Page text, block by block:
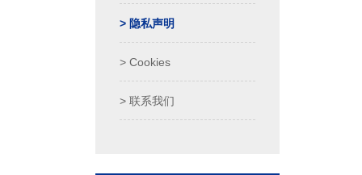
> 隐私声明
> Cookies
> 联系我们